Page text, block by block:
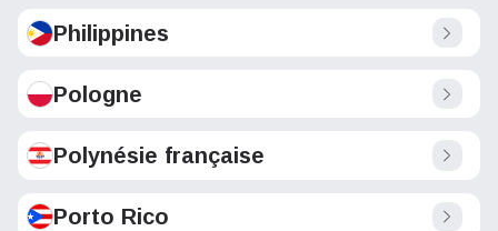
Philippines
Pologne
Polynésie française
Porto Rico